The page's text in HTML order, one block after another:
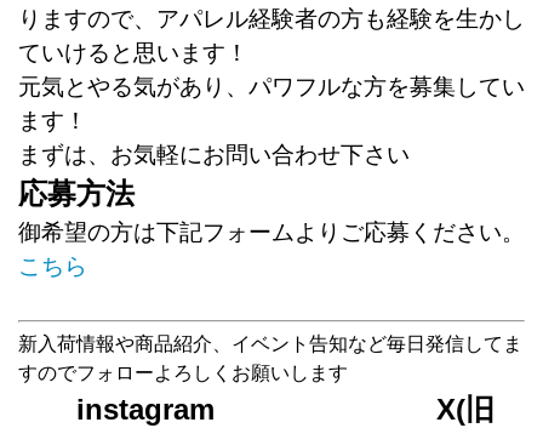
りますので、アパレル経験者の方も経験を生かし
ていけると思います！
元気とやる気があり、パワフルな方を募集してい
ます！
まずは、お気軽にお問い合わせ下さい
応募方法
御希望の方は下記フォームよりご応募ください。
こちら
新入荷情報や商品紹介、イベント告知など毎日発信してま
すのでフォローよろしくお願いします
instagram X(旧